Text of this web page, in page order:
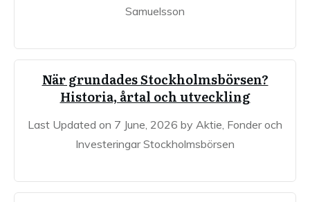
Samuelsson
När grundades Stockholmsbörsen?
Historia, årtal och utveckling
Last Updated on 7 June, 2026 by Aktie, Fonder och
Investeringar Stockholmsbörsen